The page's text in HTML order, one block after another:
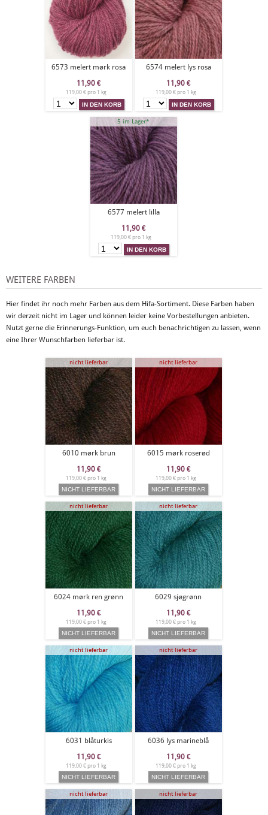
6573 melert mørk rosa
11,90 €
119,00 € pro 1 kg
6574 melert lys rosa
11,90 €
119,00 € pro 1 kg
5 im Lager*
6577 melert lilla
11,90 €
119,00 € pro 1 kg
WEITERE FARBEN
Hier findet ihr noch mehr Farben aus dem Hifa-Sortiment. Diese Farben haben
wir derzeit nicht im Lager und können leider keine Vorbestellungen anbieten.
Nutzt gerne die Erinnerungs-Funktion, um euch benachrichtigen zu lassen, wenn
eine Ihrer Wunschfarben lieferbar ist.
nicht lieferbar
6010 mørk brun
11,90 €
119,00 € pro 1 kg
nicht lieferbar
6015 mørk roserød
11,90 €
119,00 € pro 1 kg
nicht lieferbar
6024 mørk ren grønn
11,90 €
119,00 € pro 1 kg
nicht lieferbar
6029 sjøgrønn
11,90 €
119,00 € pro 1 kg
nicht lieferbar
6031 blåturkis
11,90 €
119,00 € pro 1 kg
nicht lieferbar
6036 lys marineblå
11,90 €
119,00 € pro 1 kg
nicht lieferbar nicht lieferbar